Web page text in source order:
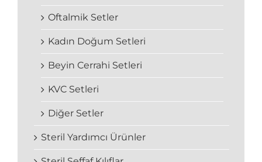
Oftalmik Setler
Kadın Doğum Setleri
Beyin Cerrahi Setleri
KVC Setleri
Diğer Setler
Steril Yardımcı Ürünler